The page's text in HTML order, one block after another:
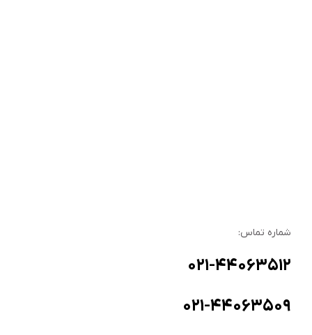
شماره تماس:
۰۲۱-۴۴۰۶۳۵۱۲
۰۲۱-۴۴۰۶۳۵۰۹